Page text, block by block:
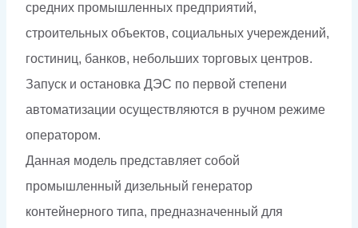
средних промышленных предприятий,
строительных объектов, социальных учереждений,
гостиниц, банков, небольших торговых центров.
Запуск и остановка ДЭС по первой степени
автоматизации осуществляются в ручном режиме
оператором.
Данная модель представляет собой
промышленный дизельный генератор
контейнерного типа, предназначенный для